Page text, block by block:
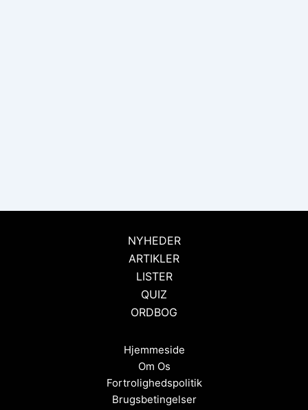
NYHEDER
ARTIKLER
LISTER
QUIZ
ORDBOG
Hjemmeside
Om Os
Fortrolighedspolitik
Brugsbetingelser